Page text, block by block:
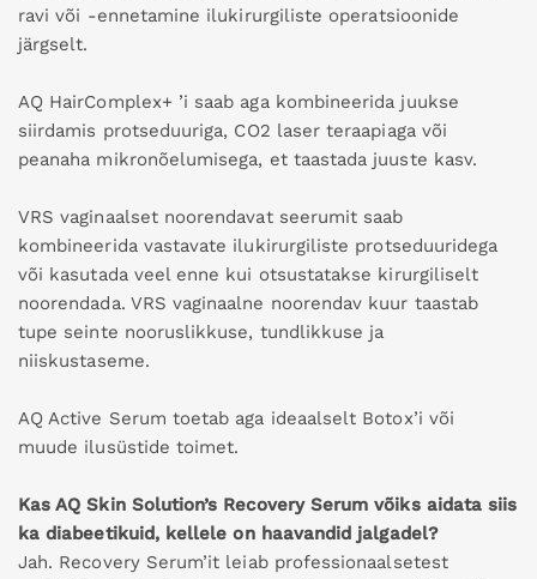
ravi või -ennetamine ilukirurgiliste operatsioonide
järgselt.
AQ HairComplex+ ’i saab aga kombineerida juukse
siirdamis protseduuriga, CO2 laser teraapiaga või
peanaha mikronõelumisega, et taastada juuste kasv.
VRS vaginaalset noorendavat seerumit saab
kombineerida vastavate ilukirurgiliste protseduuridega
või kasutada veel enne kui otsustatakse kirurgiliselt
noorendada. VRS vaginaalne noorendav kuur taastab
tupe seinte nooruslikkuse, tundlikkuse ja
niiskustaseme.
AQ Active Serum toetab aga ideaalselt Botox’i või
muude ilusüstide toimet.
Kas AQ Skin Solution’s Recovery Serum võiks aidata siis
ka diabeetikuid, kellele on haavandid jalgadel?
Jah. Recovery Serum’it leiab professionaalsetest